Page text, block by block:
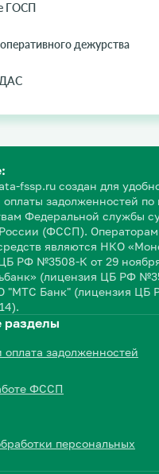
ГОСП
дежурства
fssp.ru создан для
оплаты задолженностей
Федеральной службы
(ФССП).
являются НКО
РФ №3508-К от 29
(лицензия ЦБ РФ
"МТС Банк" (лицензия ЦБ
разделы
задолженностей
ФССП
персональных